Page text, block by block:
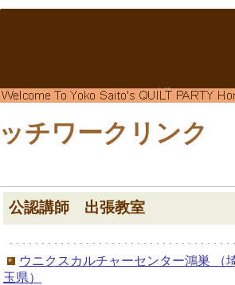
チワークリンク
公認講師 出張教室
ウニクスカルチャーセンター鴻巣 （
玉県）